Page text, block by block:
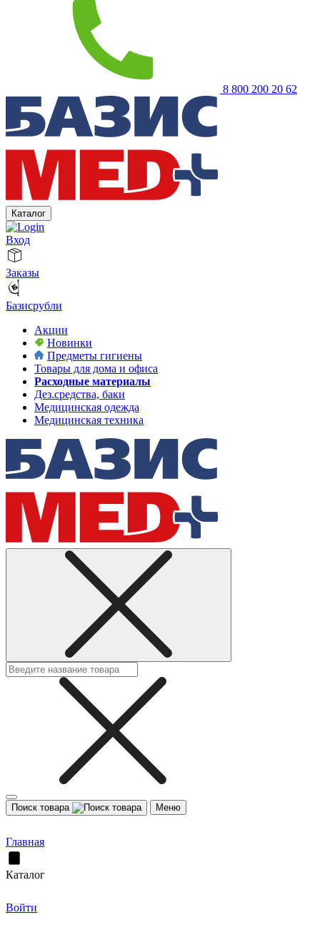
8 800 200 20 62
Каталог
Вход
Заказы
Базисрубли
Акции
Новинки
Предметы гигиены
Товары для дома и офиса
Расходные материалы
Дез.средства, баки
Медицинская одежда
Медицинская техника
Поиск товара Меню
Главная
Каталог
Войти